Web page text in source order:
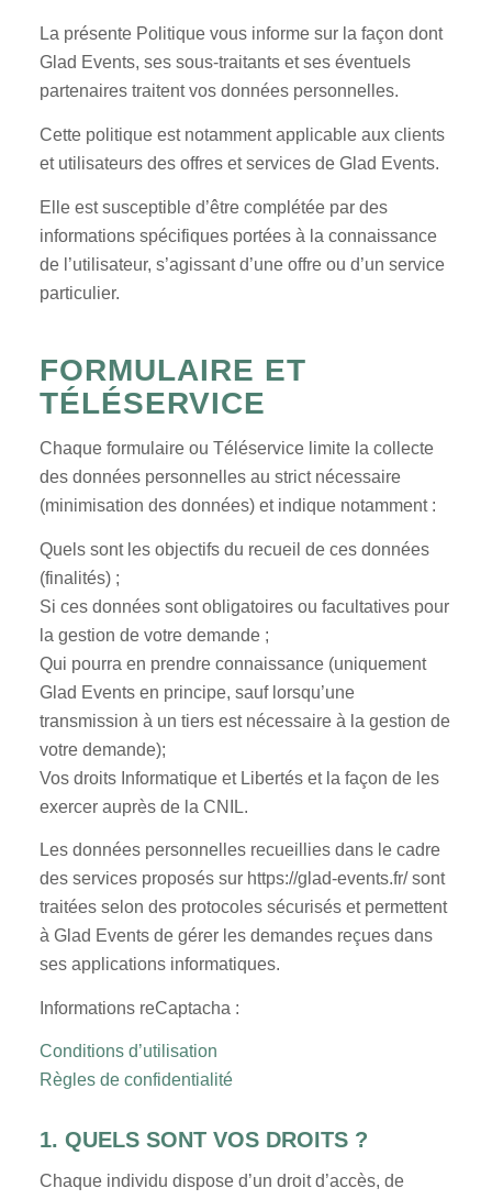
La présente Politique vous informe sur la façon dont
Glad Events, ses sous-traitants et ses éventuels
partenaires traitent vos données personnelles.
Cette politique est notamment applicable aux clients
et utilisateurs des offres et services de Glad Events.
Elle est susceptible d’être complétée par des
informations spécifiques portées à la connaissance
de l’utilisateur, s’agissant d’une offre ou d’un service
particulier.
FORMULAIRE ET
TÉLÉSERVICE
Chaque formulaire ou Téléservice limite la collecte
des données personnelles au strict nécessaire
(minimisation des données) et indique notamment :
Quels sont les objectifs du recueil de ces données
(finalités) ;
Si ces données sont obligatoires ou facultatives pour
la gestion de votre demande ;
Qui pourra en prendre connaissance (uniquement
Glad Events en principe, sauf lorsqu’une
transmission à un tiers est nécessaire à la gestion de
votre demande);
Vos droits Informatique et Libertés et la façon de les
exercer auprès de la CNIL.
Les données personnelles recueillies dans le cadre
des services proposés sur https://glad-events.fr/ sont
traitées selon des protocoles sécurisés et permettent
à Glad Events de gérer les demandes reçues dans
ses applications informatiques.
Informations reCaptacha :
Conditions d’utilisation
Règles de confidentialité
1. QUELS SONT VOS DROITS ?
Chaque individu dispose d’un droit d’accès, de